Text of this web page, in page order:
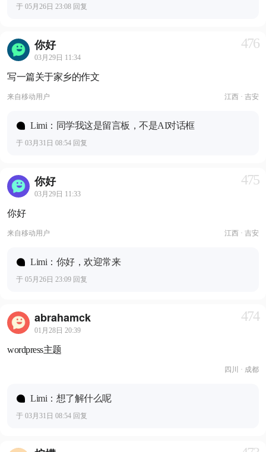
于 05月26日 23:08 回复
你好
03月29日 11:34
476
写一篇关于家乡的作文
来自移动用户 江西 · 吉安
Limi：同学我这是留言板，不是AI对话框
于 03月31日 08:54 回复
你好
03月29日 11:33
475
你好
来自移动用户 江西 · 吉安
Limi：你好，欢迎常来
于 05月26日 23:09 回复
abrahamck
01月28日 20:39
474
wordpress主题
四川 · 成都
Limi：想了解什么呢
于 03月31日 08:54 回复